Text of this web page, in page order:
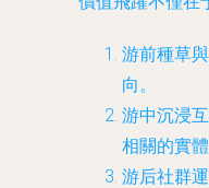
游前種草
向。
游中沉浸
相關的實
游后社群